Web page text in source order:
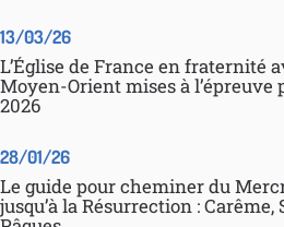
13/03/26
L’Église de France en fraternité
Moyen-Orient mises à
2026
28/01/26
Le guide pour cheminer du
jusqu’à la Résurrection :